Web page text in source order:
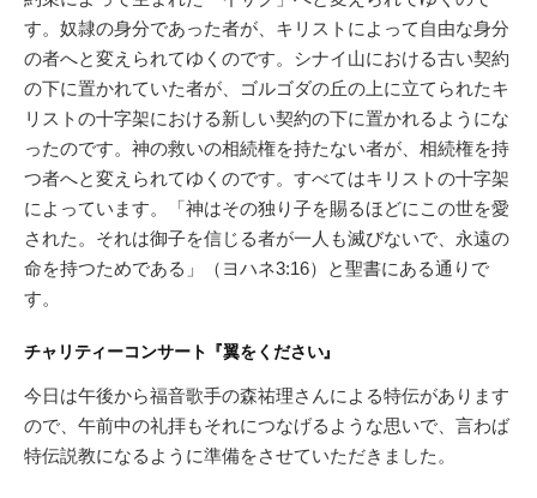
す。奴隷の身分であった者が、キリストによって自由な身分
の者へと変えられてゆくのです。シナイ山における古い契約
の下に置かれていた者が、ゴルゴダの丘の上に立てられたキ
リストの十字架における新しい契約の下に置かれるようにな
ったのです。神の救いの相続権を持たない者が、相続権を持
つ者へと変えられてゆくのです。すべてはキリストの十字架
によっています。「神はその独り子を賜るほどにこの世を愛
された。それは御子を信じる者が一人も滅びないで、永遠の
命を持つためである」（ヨハネ3:16）と聖書にある通りで
す。
チャリティーコンサート『翼をください』
今日は午後から福音歌手の森祐理さんによる特伝があります
ので、午前中の礼拝もそれにつなげるような思いで、言わば
特伝説教になるように準備をさせていただきました。